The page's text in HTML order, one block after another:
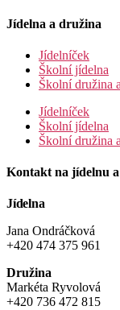
Jídelna a družina
Jídelníček
Školní jídelna
Školní družina
Jídelníček
Školní jídelna
Školní družina
Kontakt na jídelnu
Jídelna
Jana Ondráčková
+420 474 375 961
Družina
Markéta Ryvolová
+420 736 472 815